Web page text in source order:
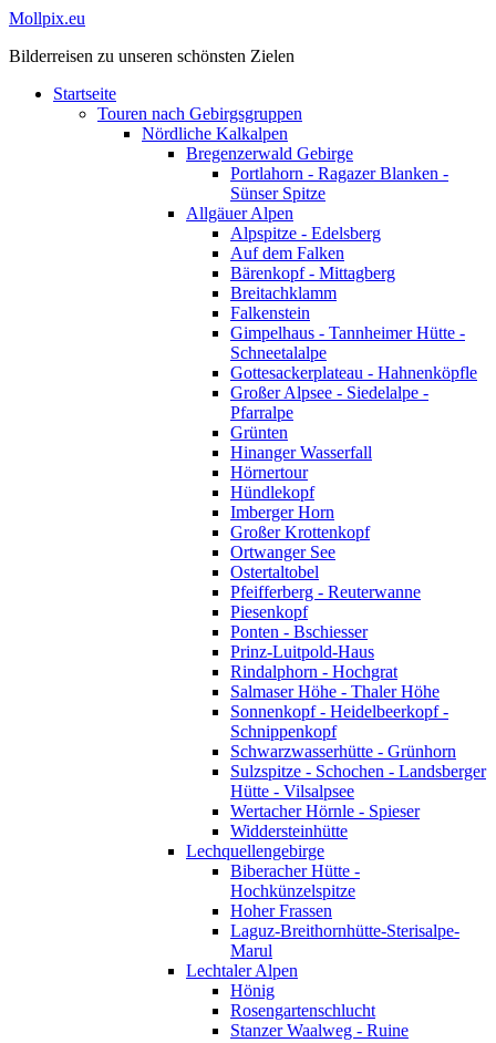
Mollpix.eu
Bilderreisen zu unseren schönsten Zielen
Startseite
Touren nach Gebirgsgruppen
Nördliche Kalkalpen
Bregenzerwald Gebirge
Portlahorn - Ragazer Blanken -
Sünser Spitze
Allgäuer Alpen
Alpspitze - Edelsberg
Auf dem Falken
Bärenkopf - Mittagberg
Breitachklamm
Falkenstein
Gimpelhaus - Tannheimer Hütte -
Schneetalalpe
Gottesackerplateau - Hahnenköpfle
Großer Alpsee - Siedelalpe -
Pfarralpe
Grünten
Hinanger Wasserfall
Hörnertour
Hündlekopf
Imberger Horn
Großer Krottenkopf
Ortwanger See
Ostertaltobel
Pfeifferberg - Reuterwanne
Piesenkopf
Ponten - Bschiesser
Prinz-Luitpold-Haus
Rindalphorn - Hochgrat
Salmaser Höhe - Thaler Höhe
Sonnenkopf - Heidelbeerkopf -
Schnippenkopf
Schwarzwasserhütte - Grünhorn
Sulzspitze - Schochen - Landsberger
Hütte - Vilsalpsee
Wertacher Hörnle - Spieser
Widdersteinhütte
Lechquellengebirge
Biberacher Hütte -
Hochkünzelspitze
Hoher Frassen
Laguz-Breithornhütte-Sterisalpe-
Marul
Lechtaler Alpen
Hönig
Rosengartenschlucht
Stanzer Waalweg - Ruine